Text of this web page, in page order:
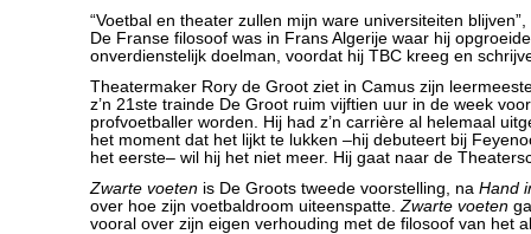
“Voetbal en theater zullen mijn ware universiteiten
De Franse filosoof was in Frans Algerije waar hij
onverdienstelijk doelman, voordat hij TBC kreeg en
Theatermaker Rory de Groot ziet in Camus zijn
z’n 21ste trainde De Groot ruim vijftien uur in de week
profvoetballer worden. Hij had z’n carrière al helemaal
het moment dat het lijkt te lukken –hij debuteert bij
het eerste– wil hij het niet meer. Hij gaat naar de
Zwarte voeten is De Groots tweede voorstelling, na Hand
over hoe zijn voetbaldroom uiteenspatte.Zwarte voeten
vooral over zijn eigen verhouding met de filosoof van het